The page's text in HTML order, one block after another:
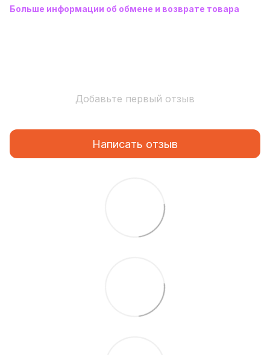
Больше информации об обмене и возврате товара
Добавьте первый отзыв
Написать отзыв